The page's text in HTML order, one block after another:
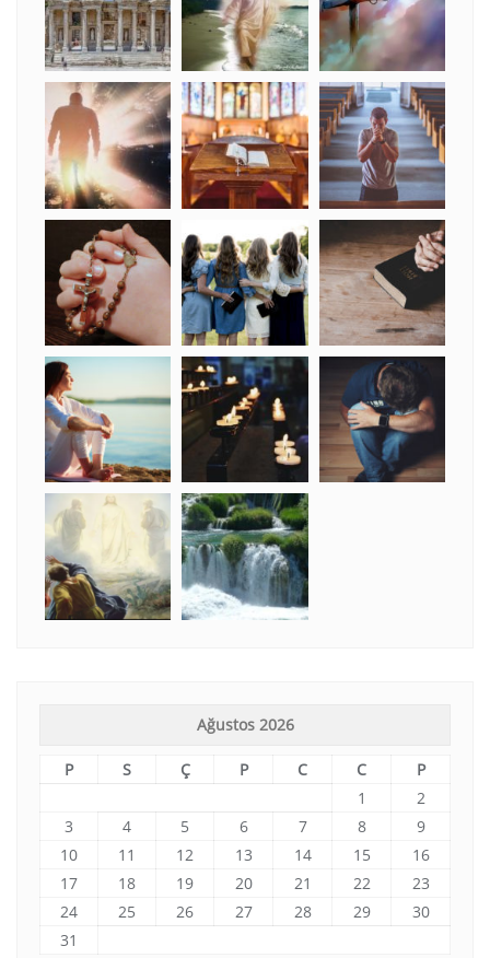
Ağustos 2026
P S Ç P C C
P
1
2
3
4 5 6 7 8
9
10
11 12 13 14 15
16
17
18 19 20 21 22
23
24
25 26 27 28 29
30
31